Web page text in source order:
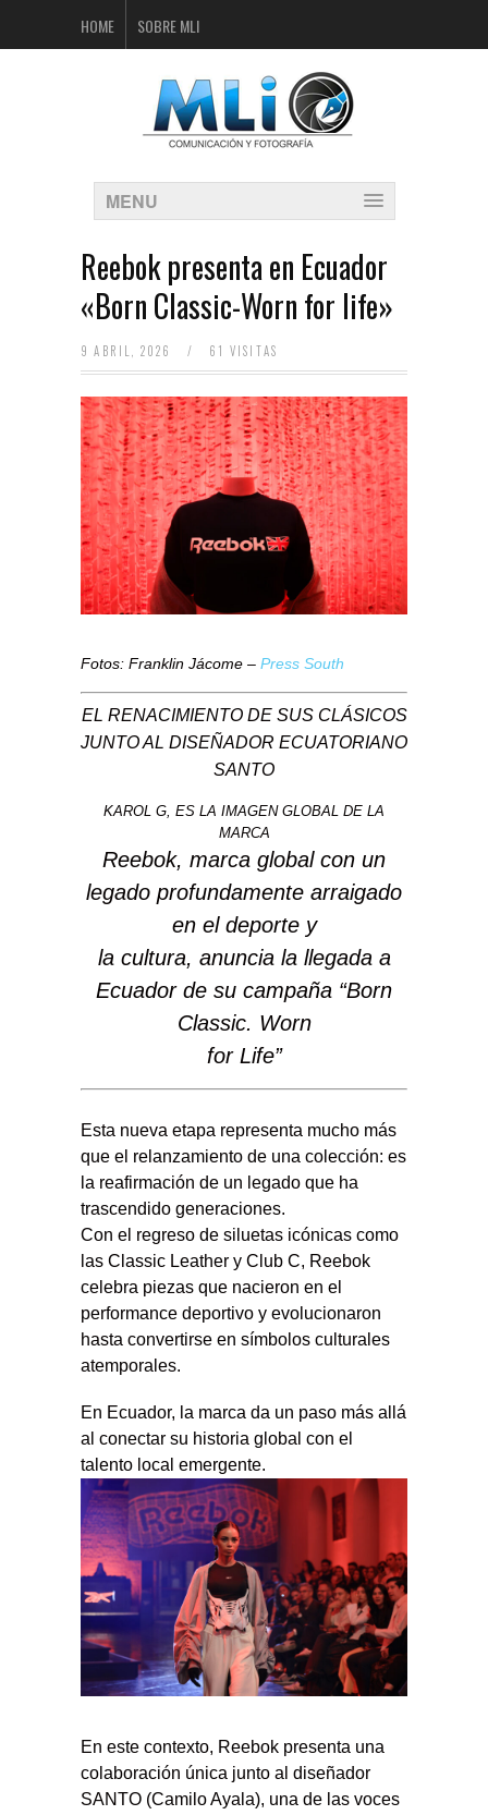
HOME SOBRE MLI
MENU
Reebok presenta en Ecuador
«Born Classic-Worn for life»
9 ABRIL, 2026 / 61 VISITAS
Fotos: Franklin Jácome – Press South
EL RENACIMIENTO DE SUS CLÁSICOS
JUNTO AL DISEÑADOR ECUATORIANO
SANTO
KAROL G, ES LA IMAGEN GLOBAL DE LA
MARCA
Reebok, marca global con un
legado profundamente arraigado
en el deporte y
la cultura, anuncia la llegada a
Ecuador de su campaña “Born
Classic. Worn
for Life”
Esta nueva etapa representa mucho más
que el relanzamiento de una colección: es
la reafirmación de un legado que ha
trascendido generaciones.
Con el regreso de siluetas icónicas como
las Classic Leather y Club C, Reebok
celebra piezas que nacieron en el
performance deportivo y evolucionaron
hasta convertirse en símbolos culturales
atemporales.
En Ecuador, la marca da un paso más allá
al conectar su historia global con el
talento local emergente.
En este contexto, Reebok presenta una
colaboración única junto al diseñador
SANTO (Camilo Ayala), una de las voces